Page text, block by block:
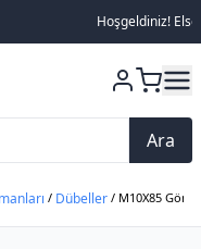
Hoşgeldiniz! Elsen
Ara
/ Dübeller / M10X85